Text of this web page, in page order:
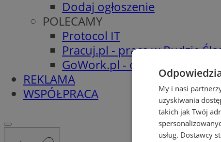
Dodaj ogłoszenie
POLECAMY
Protocol IT
Pracuj.pl - praca w Rudzie
GoWork.pl - oferty pracy
REKLAMA
WSPÓŁPRACA
My i nasi
uzyskiwania
takich jak Twój
usług. Dostawcy